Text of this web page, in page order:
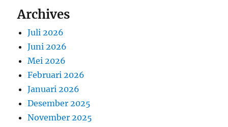
Archives
Juli 2026
Juni 2026
Mei 2026
Februari 2026
Januari 2026
Desember 2025
November 2025